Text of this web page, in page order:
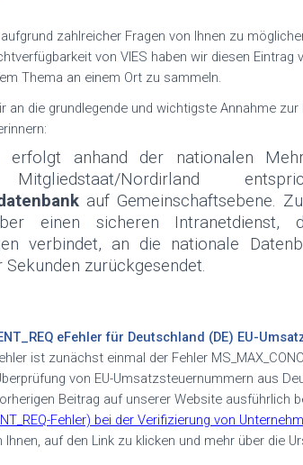
zahlreicher Fragen von Ihnen zu
von VIES haben wir diesen Eintrag
Thema an einem Ort zu sammeln.
an die grundlegende und wichtigste Annahme
erfolgt anhand der nationalen
Mitgliedstaat/Nordirland
auf Gemeinschaftsebene.
einen sicheren
verbindet, an die nationale
zurückgesendet.
eFehler für Deutschland (DE) EU-
ist zunächst einmal der Fehler
von EU-Umsatzsteuernummern aus
Beitrag auf unserer Website ausführlich
Fehler) bei der Verifizierung von
Ihnen, auf den Link zu klicken und mehr über die